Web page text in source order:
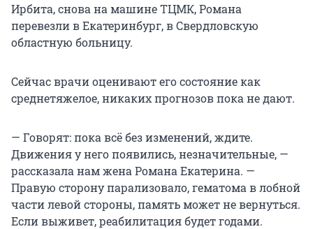
Ирбита, снова на машине ТЦМК, Романа
перевезли в Екатеринбург, в Свердловскую
областную больницу.
Сейчас врачи оценивают его состояние как
среднетяжелое, никаких прогнозов пока не дают.
— Говорят: пока всё без изменений, ждите.
Движения у него появились, незначительные, —
рассказала нам жена Романа Екатерина. —
Правую сторону парализовало, гематома в лобной
части левой стороны, память может не вернуться.
Если выживет, реабилитация будет годами.